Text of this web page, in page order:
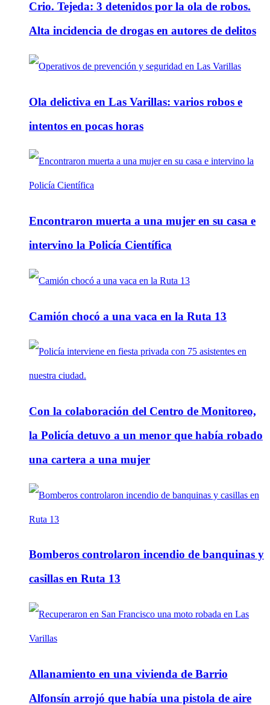
Crio. Tejeda: 3 detenidos por la ola de robos.
Alta incidencia de drogas en autores de delitos
Ola delictiva en Las Varillas: varios robos e
intentos en pocas horas
Encontraron muerta a una mujer en su casa e
intervino la Policía Científica
Camión chocó a una vaca en la Ruta 13
Con la colaboración del Centro de Monitoreo,
la Policía detuvo a un menor que había robado
una cartera a una mujer
Bomberos controlaron incendio de banquinas y
casillas en Ruta 13
Allanamiento en una vivienda de Barrio
Alfonsín arrojó que había una pistola de aire